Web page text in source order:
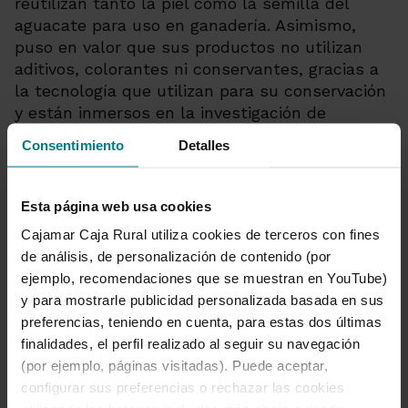
Consentimiento Detalles
Esta página web usa cookies
Cajamar Caja Rural utiliza cookies de terceros con fines
de análisis, de personalización de contenido (por
ejemplo, recomendaciones que se muestran en YouTube)
y para mostrarle publicidad personalizada basada en sus
preferencias, teniendo en cuenta, para estas dos últimas
finalidades, el perfil realizado al seguir su navegación
(por ejemplo, páginas visitadas). Puede aceptar,
configurar sus preferencias o rechazar las cookies
aguacate para uso en ganadería. Asimismo,
puso en valor que sus productos no utilizan
aditivos, colorantes ni conservantes, gracias a
la tecnología que utilizan para su conservación
y están inmersos en la investigación de
A continuación,
en el auge que están teniendo los ‘Alimentos
vegetales’, por lo que desde Sanygran están
desarrollando “productos 100 % procedentes
de proteínas vegetales saludables, con
tecnologías que posibilitan que sean baratos y
que el consumidor aprecien por ser sostenibles
y por sus sabores y texturas: extrusión, tanto
en seco como en alta humedad, y una
tecnología veggian junto a Ctic Cita”. Según